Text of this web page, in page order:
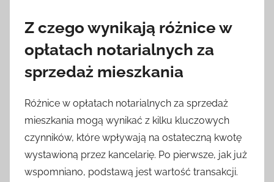
Z czego wynikają różnice w
opłatach notarialnych za
sprzedaż mieszkania
Różnice w opłatach notarialnych za sprzedaż
mieszkania mogą wynikać z kilku kluczowych
czynników, które wpływają na ostateczną kwotę
wystawioną przez kancelarię. Po pierwsze, jak już
wspomniano, podstawą jest wartość transakcji.